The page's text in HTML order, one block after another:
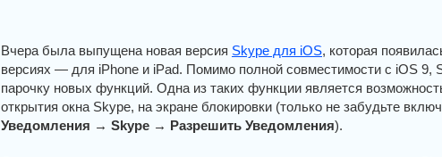
Вчера была выпущена новая версия Skype для iOS, которая
версиях — для iPhone и iPad. Помимо полной совместимости с iOS 9,
парочку новых функций. Одна из таких функции является
открытия окна Skype, на экране блокировки (только не забудьте
Уведомления → Skype → Разрешить Уведомления).